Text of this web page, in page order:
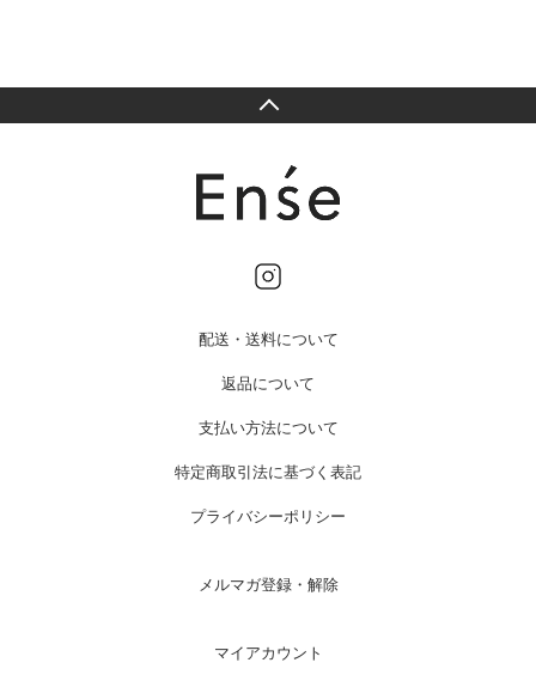
配送・送料について
返品について
支払い方法について
特定商取引法に基づく表記
プライバシーポリシー
メルマガ登録・解除
マイアカウント